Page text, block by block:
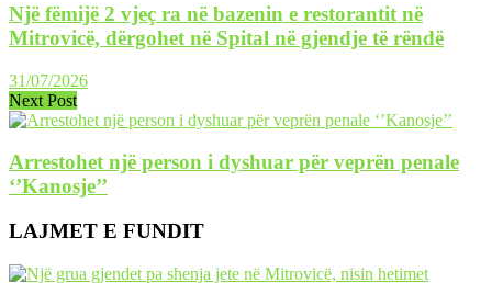
Një fëmijë 2 vjeç ra në bazenin e restorantit në
Mitrovicë, dërgohet në Spital në gjendje të rëndë
31/07/2026
Next Post
Arrestohet një person i dyshuar për veprën penale
‘’Kanosje’’
LAJMET E FUNDIT